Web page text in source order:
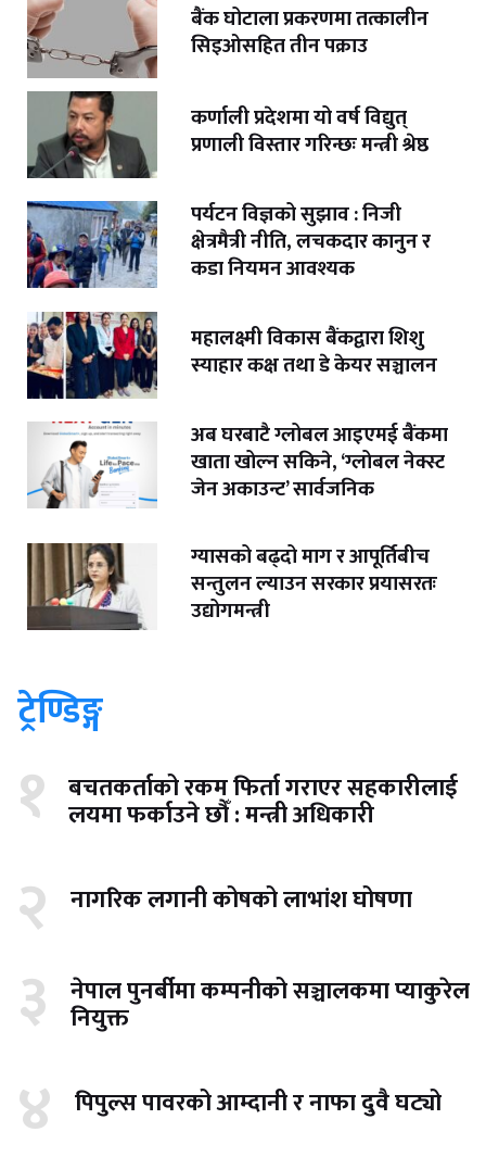
बैंक घोटाला प्रकरणमा तत्कालीन
सिइओसहित तीन पक्राउ
कर्णाली प्रदेशमा यो वर्ष विद्युत्
प्रणाली विस्तार गरिन्छः मन्त्री श्रेष्ठ
पर्यटन विज्ञको सुझाव : निजी
क्षेत्रमैत्री नीति, लचकदार कानुन र
कडा नियमन आवश्यक
महालक्ष्मी विकास बैंकद्वारा शिशु
स्याहार कक्ष तथा डे केयर सञ्चालन
अब घरबाटै ग्लोबल आइएमई बैंकमा
खाता खोल्न सकिने, ‘ग्लोबल नेक्स्ट
जेन अकाउन्ट’ सार्वजनिक
ग्यासको बढ्दो माग र आपूर्तिबीच
सन्तुलन ल्याउन सरकार प्रयासरतः
उद्योगमन्त्री
ट्रेण्डिङ्ग
१ बचतकर्ताको रकम फिर्ता गराएर सहकारीलाई
लयमा फर्काउने छौँ : मन्त्री अधिकारी
२ नागरिक लगानी कोषको लाभांश घोषणा
३ नेपाल पुनर्बीमा कम्पनीको सञ्चालकमा प्याकुरेल
नियुक्त
४ पिपुल्स पावरको आम्दानी र नाफा दुवै घट्यो